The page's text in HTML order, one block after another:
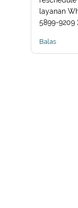
layanan
5899-9209
Balas